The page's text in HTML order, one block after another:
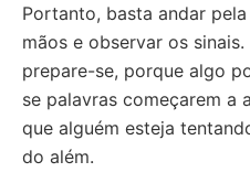
Portanto, basta andar
mãos e observar os
prepare-se, porque algo
se palavras começarem a
que alguém esteja
do além.